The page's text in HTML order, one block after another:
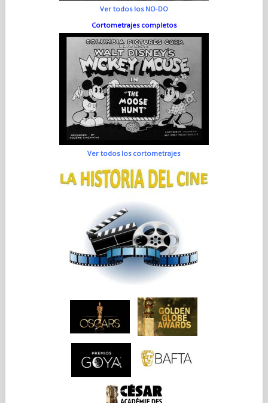
Ver todos los NO-DO
Cortometrajes completos
Ver todos los cortometrajes